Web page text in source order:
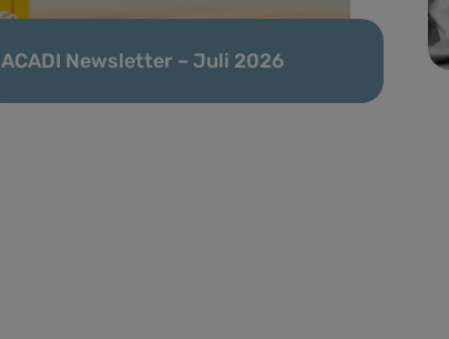
ACADI Newsletter – Juli 2026